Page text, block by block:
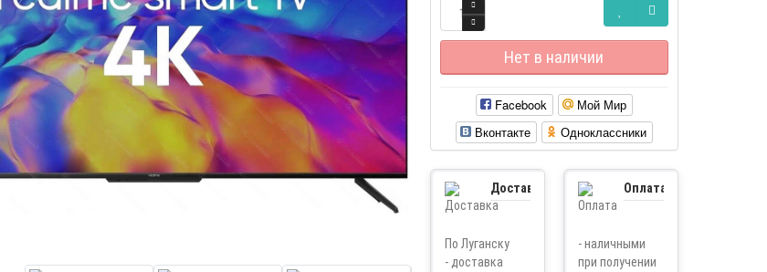
Нет в наличии
Facebook
Мой Мир
Вконтакте
Одноклассники
Доставка
По Луганску
- доставка
Оплата
- наличными
при получении